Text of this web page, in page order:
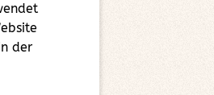
der